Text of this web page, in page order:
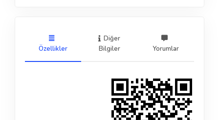
Özellikler
Diğer
Bilgiler
Yorumlar